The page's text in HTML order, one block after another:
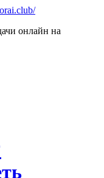
онлайн на